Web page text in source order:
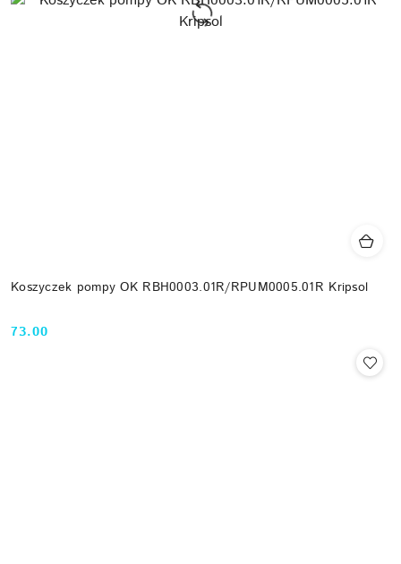
Koszyczek pompy OK RBH0003.01R/RPUM0005.01R Kripsol
Cena:
73.00